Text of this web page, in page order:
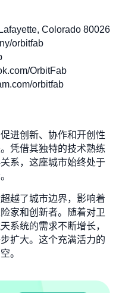
Colorado 80026
orbitfab
OrbitFab
orbitfab
进创新、协作和开创性
凭借其独特的技术熟练
系，这座城市始终处于
越了城市边界，影响着
家和创新者。随着对卫
系统的需求不断增长，
扩大。这个充满活力的
。